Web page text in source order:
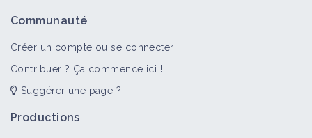
Communauté
Créer un compte ou se connecter
Contribuer ? Ça commence ici !
Suggérer une page ?
Productions